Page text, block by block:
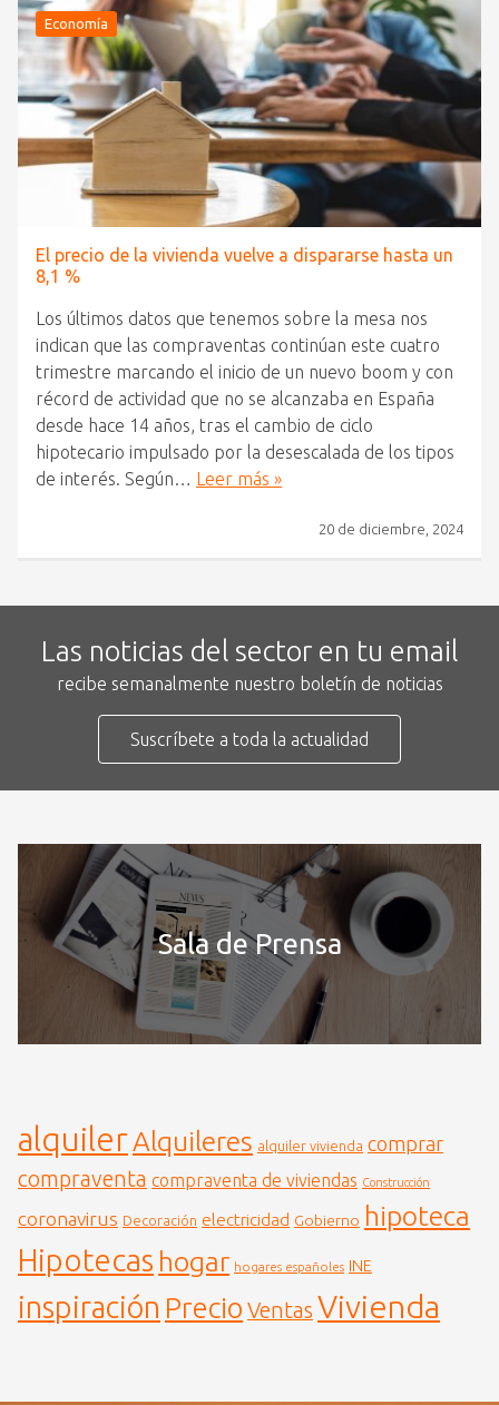
Economía
El precio de la vivienda vuelve a dispararse hasta un
8,1 %
Los últimos datos que tenemos sobre la mesa nos
indican que las compraventas continúan este cuatro
trimestre marcando el inicio de un nuevo boom y con
récord de actividad que no se alcanzaba en España
desde hace 14 años, tras el cambio de ciclo
hipotecario impulsado por la desescalada de los tipos
de interés. Según…
Leer más »
20 de diciembre, 2024
Las noticias del sector en tu email
recibe semanalmente nuestro boletín de noticias
Suscríbete a toda la actualidad
Sala de Prensa
alquilerAlquileres alquiler vivienda comprar
compraventa compraventa de viviendas Construcción
coronavirus Decoración electricidad Gobierno hipoteca
Hipotecas hogar hogares españoles INE
inspiración Precio Ventas Vivienda